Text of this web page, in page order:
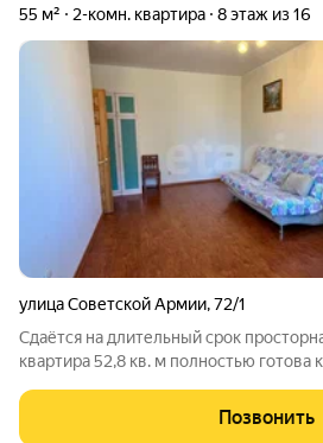
55 м² 2-комн. квартира 8 этаж из 16
улица Советской Армии,72/1
Сдаётся на длительный срок
квартира 52,8 кв. м полностью готова к комфортной жизни.
микроволновой печью, всей посудой.
диваном и выходом на просторную
Позвонить